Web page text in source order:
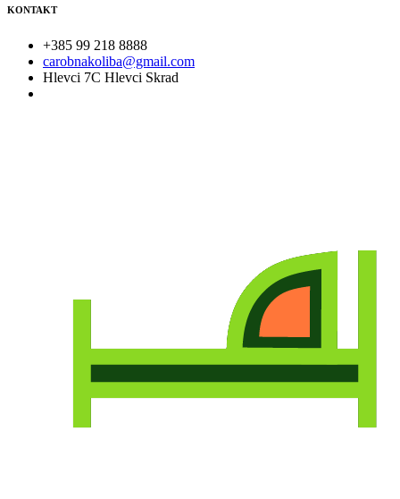
KONTAKT
+385 99 218 8888
carobnakoliba@gmail.com
Hlevci 7C Hlevci Skrad